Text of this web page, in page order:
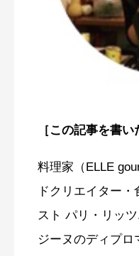
［この記事を書
料理家（ELLE
ドクリエイター
スト パリ・リッ
ジーヌのディプロ